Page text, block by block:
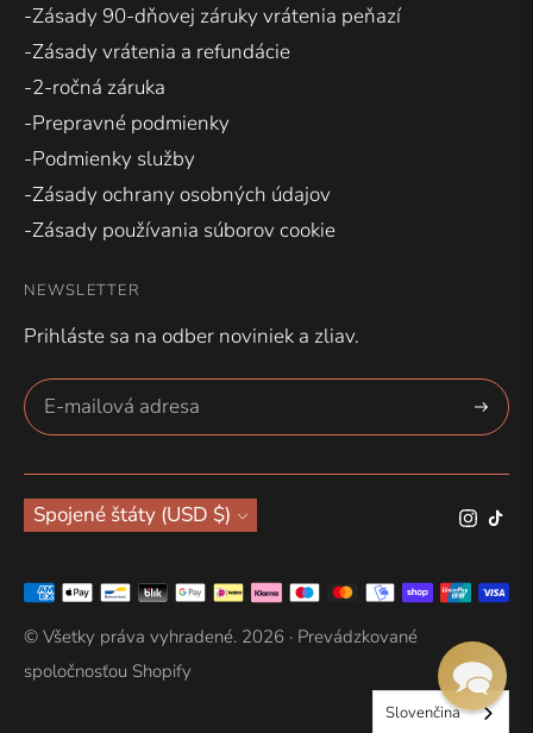
-Zásady 90-dňovej záruky vrátenia peňazí
-Zásady vrátenia a refundácie
-2-ročná záruka
-Prepravné podmienky
-Podmienky služby
-Zásady ochrany osobných údajov
-Zásady používania súborov cookie
NEWSLETTER
Prihláste sa na odber noviniek a zliav.
Prihlásiť
sa
Mena
Spojené štáty (USD $)
Akceptované
spôsoby
platby
© Všetky práva vyhradené. 2026 · Prevádzkované
spoločnosťou Shopify
Slovenčina